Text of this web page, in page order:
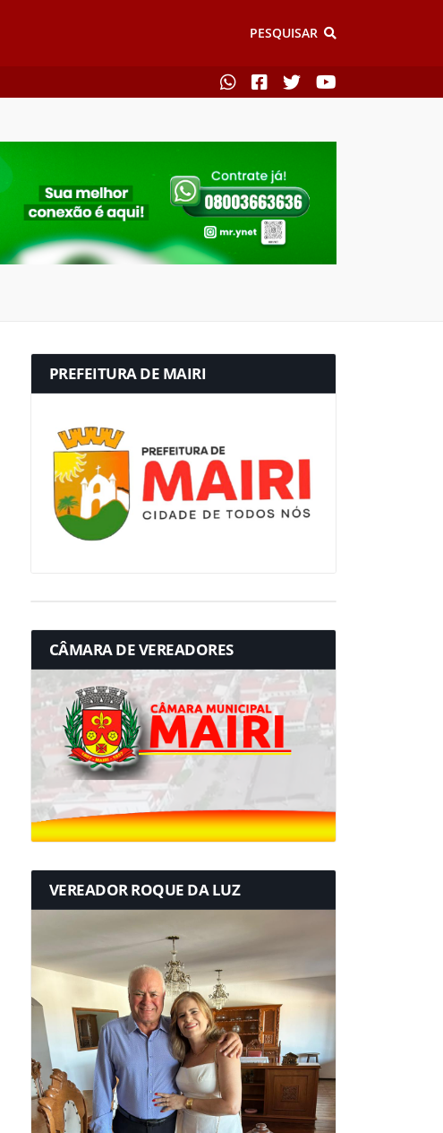
PESQUISAR
PREFEITURA DE MAIRI
CÂMARA DE VEREADORES
VEREADOR ROQUE DA LUZ